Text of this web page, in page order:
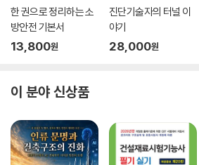
한 권으로 정리하는 소
방안전 기본서
13,800원
진단기술자의 터널 이
야기
28,000원
이 분야 신상품